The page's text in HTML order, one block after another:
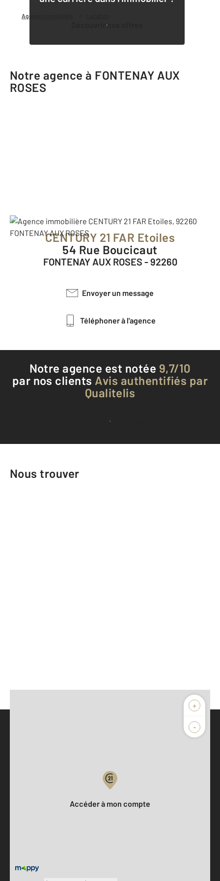
Agence immobilière
Découvrir nos offres
Notre agence à FONTENAY AUX
ROSES
CENTURY 21 FAR Etoiles
54 Rue Boucicaut
FONTENAY AUX ROSES - 92260
Envoyer un message
Téléphoner à l'agence
Notre agence est notée 9,7/10
par nos clients Avis authentifiés par
Qualitelis
Voir tous les avis clients
Nous trouver
+
-
Accéder à mon compte